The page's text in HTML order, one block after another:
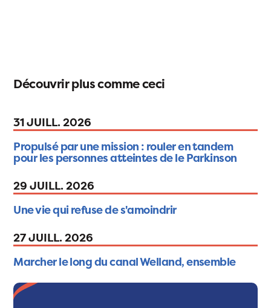
Découvrir plus comme ceci
31 JUILL. 2026
Propulsé par une mission : rouler en tandem
pour les personnes atteintes de le Parkinson
29 JUILL. 2026
Une vie qui refuse de s'amoindrir
27 JUILL. 2026
Marcher le long du canal Welland, ensemble